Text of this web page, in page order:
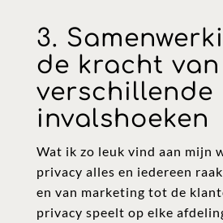
3.
de kracht van
verschillende
invalshoeken
Wat ik zo leuk vind aan mijn
privacy alles en iedereen
en van marketing tot de
privacy speelt op elke